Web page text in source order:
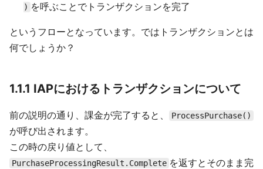
) を呼ぶことでトランザクションを完了
というフローとなっています。ではトランザクションとは
何でしょうか？
1.1.1 IAPにおけるトランザクションについて
前の説明の通り、課金が完了すると、 ProcessPurchase()
が呼び出されます。
この時の戻り値として、
PurchaseProcessingResult.Complete を返すとそのまま完